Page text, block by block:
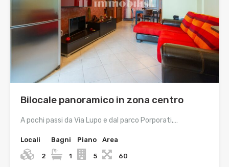
Bilocale panoramico in zona centro
A pochi passi da Via Lupo e dal parco Porporati,…
Locali
2
Bagni
1
Piano
5
Area
60